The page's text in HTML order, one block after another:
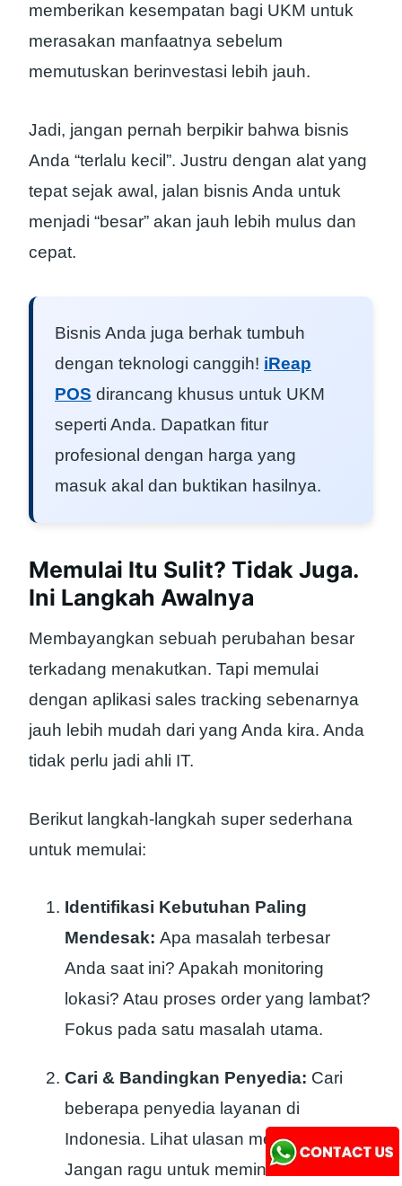
memberikan kesempatan bagi UKM untuk
merasakan manfaatnya sebelum
memutuskan berinvestasi lebih jauh.
Jadi, jangan pernah berpikir bahwa bisnis
Anda “terlalu kecil”. Justru dengan alat yang
tepat sejak awal, jalan bisnis Anda untuk
menjadi “besar” akan jauh lebih mulus dan
cepat.
Bisnis Anda juga berhak tumbuh
dengan teknologi canggih! iReap
POS dirancang khusus untuk UKM
seperti Anda. Dapatkan fitur
profesional dengan harga yang
masuk akal dan buktikan hasilnya.
Memulai Itu Sulit? Tidak Juga.
Ini Langkah Awalnya
Membayangkan sebuah perubahan besar
terkadang menakutkan. Tapi memulai
dengan aplikasi sales tracking sebenarnya
jauh lebih mudah dari yang Anda kira. Anda
tidak perlu jadi ahli IT.
Berikut langkah-langkah super sederhana
untuk memulai:
Identifikasi Kebutuhan Paling
Mendesak: Apa masalah terbesar
Anda saat ini? Apakah monitoring
lokasi? Atau proses order yang lambat?
Fokus pada satu masalah utama.
Cari & Bandingkan Penyedia: Cari
beberapa penyedia layanan di
Indonesia. Lihat ulasan mereka.
Jangan ragu untuk meminta demo